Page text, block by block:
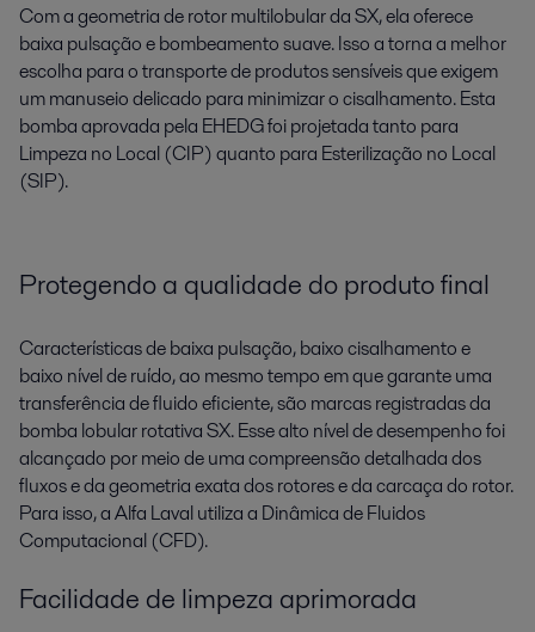
Com a geometria de rotor multilobular da SX, ela oferece
baixa pulsação e bombeamento suave. Isso a torna a melhor
escolha para o transporte de produtos sensíveis que exigem
um manuseio delicado para minimizar o cisalhamento. Esta
bomba aprovada pela EHEDG foi projetada tanto para
Limpeza no Local (CIP) quanto para Esterilização no Local
(SIP).
Protegendo a qualidade do produto final
Características de baixa pulsação, baixo cisalhamento e
baixo nível de ruído, ao mesmo tempo em que garante uma
transferência de fluido eficiente, são marcas registradas da
bomba lobular rotativa SX. Esse alto nível de desempenho foi
alcançado por meio de uma compreensão detalhada dos
fluxos e da geometria exata dos rotores e da carcaça do rotor.
Para isso, a Alfa Laval utiliza a Dinâmica de Fluidos
Computacional (CFD).
Facilidade de limpeza aprimorada